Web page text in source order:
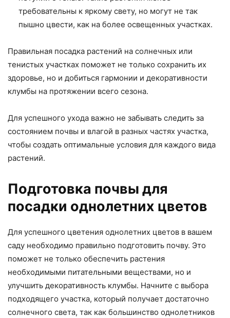
требовательны к яркому свету, но могут не так
пышно цвести, как на более освещенных участках.
Правильная посадка растений на солнечных или
тенистых участках поможет не только сохранить их
здоровье, но и добиться гармонии и декоративности
клумбы на протяжении всего сезона.
Для успешного ухода важно не забывать следить за
состоянием почвы и влагой в разных частях участка,
чтобы создать оптимальные условия для каждого вида
растений.
Подготовка почвы для
посадки однолетних цветов
Для успешного цветения однолетних цветов в вашем
саду необходимо правильно подготовить почву. Это
поможет не только обеспечить растения
необходимыми питательными веществами, но и
улучшить декоративность клумбы. Начните с выбора
подходящего участка, который получает достаточно
солнечного света, так как большинство однолетников